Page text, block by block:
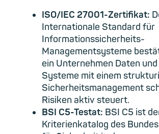
ISO/IEC 27001-Zertifikat:
Internationale Standard für
Informationssicherheits-
Managementsysteme
ein Unternehmen Daten und
Systeme mit einem
Sicherheitsmanagement
Risiken aktiv steuert.
BSI C5-Testat: BSI C5 ist
Kriterienkatalog des